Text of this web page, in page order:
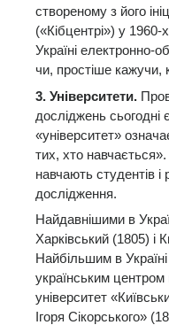
створеному з його
(«Кібцентрі») у
Україні
чи, простіше кажучи,
3. Університети.
досліджень сьогодні
«університет»
тих, хто навчається».
навчають студентів
дослідження.
Найдавнішими в
Харківський (1805) і
Найбільшим в Україні
українським центром
університет
Ігоря Сікорського»